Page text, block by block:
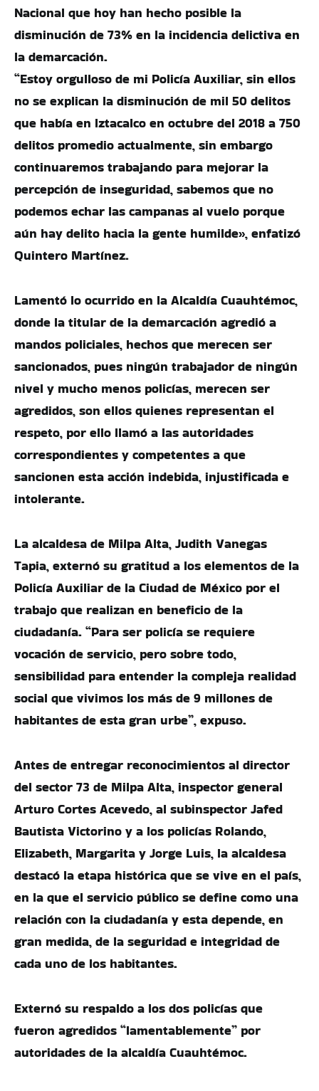
Nacional que hoy han hecho posible la
disminución de 73% en la incidencia delictiva en
la demarcación.
“Estoy orgulloso de mi Policía Auxiliar, sin ellos
no se explican la disminución de mil 50 delitos
que había en Iztacalco en octubre del 2018 a 750
delitos promedio actualmente, sin embargo
continuaremos trabajando para mejorar la
percepción de inseguridad, sabemos que no
podemos echar las campanas al vuelo porque
aún hay delito hacia la gente humilde», enfatizó
Quintero Martínez.
Lamentó lo ocurrido en la Alcaldía Cuauhtémoc,
donde la titular de la demarcación agredió a
mandos policiales, hechos que merecen ser
sancionados, pues ningún trabajador de ningún
nivel y mucho menos policías, merecen ser
agredidos, son ellos quienes representan el
respeto, por ello llamó a las autoridades
correspondientes y competentes a que
sancionen esta acción indebida, injustificada e
intolerante.
La alcaldesa de Milpa Alta, Judith Vanegas
Tapia, externó su gratitud a los elementos de la
Policía Auxiliar de la Ciudad de México por el
trabajo que realizan en beneficio de la
ciudadanía. “Para ser policía se requiere
vocación de servicio, pero sobre todo,
sensibilidad para entender la compleja realidad
social que vivimos los más de 9 millones de
habitantes de esta gran urbe”, expuso.
Antes de entregar reconocimientos al director
del sector 73 de Milpa Alta, inspector general
Arturo Cortes Acevedo, al subinspector Jafed
Bautista Victorino y a los policías Rolando,
Elizabeth, Margarita y Jorge Luis, la alcaldesa
destacó la etapa histórica que se vive en el país,
en la que el servicio público se define como una
relación con la ciudadanía y esta depende, en
gran medida, de la seguridad e integridad de
cada uno de los habitantes.
Externó su respaldo a los dos policías que
fueron agredidos “lamentablemente” por
autoridades de la alcaldía Cuauhtémoc.